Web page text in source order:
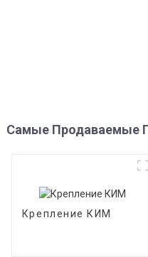
Самые Продаваемые
Крепление КИМ